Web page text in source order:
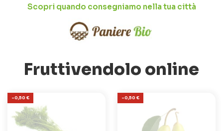
Scopri quando consegniamo nella tua città
Fruttivendolo online
-0,50 € -0,50 €